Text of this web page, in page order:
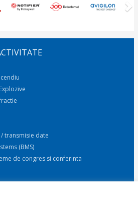
transmisie date
(BMS)
de congres si conferinta